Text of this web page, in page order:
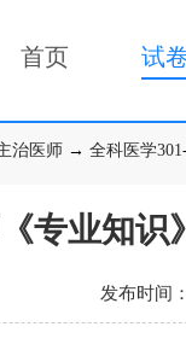
首页 试
治医师 → 全科医学301
专业知识
发布时间：